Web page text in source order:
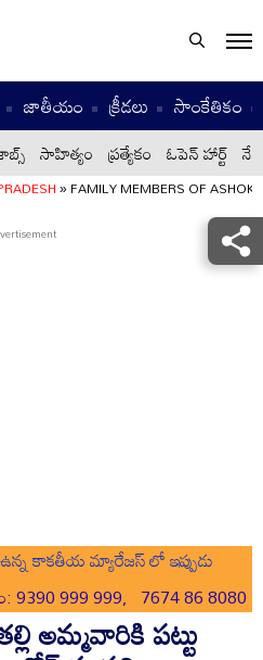
జాతీయం క్రీడలు సాంకేతికం
సాహిత్యం ప్రత్యేకం ఓపెన్ హార్ట్
»FAMILY MEMBERS OF ASHOK
కాకతీయ మ్యారేజస్ లో ఇప్పుడు
9390 999 999, 7674 86 8080
అమ్మవారికి పట్టు